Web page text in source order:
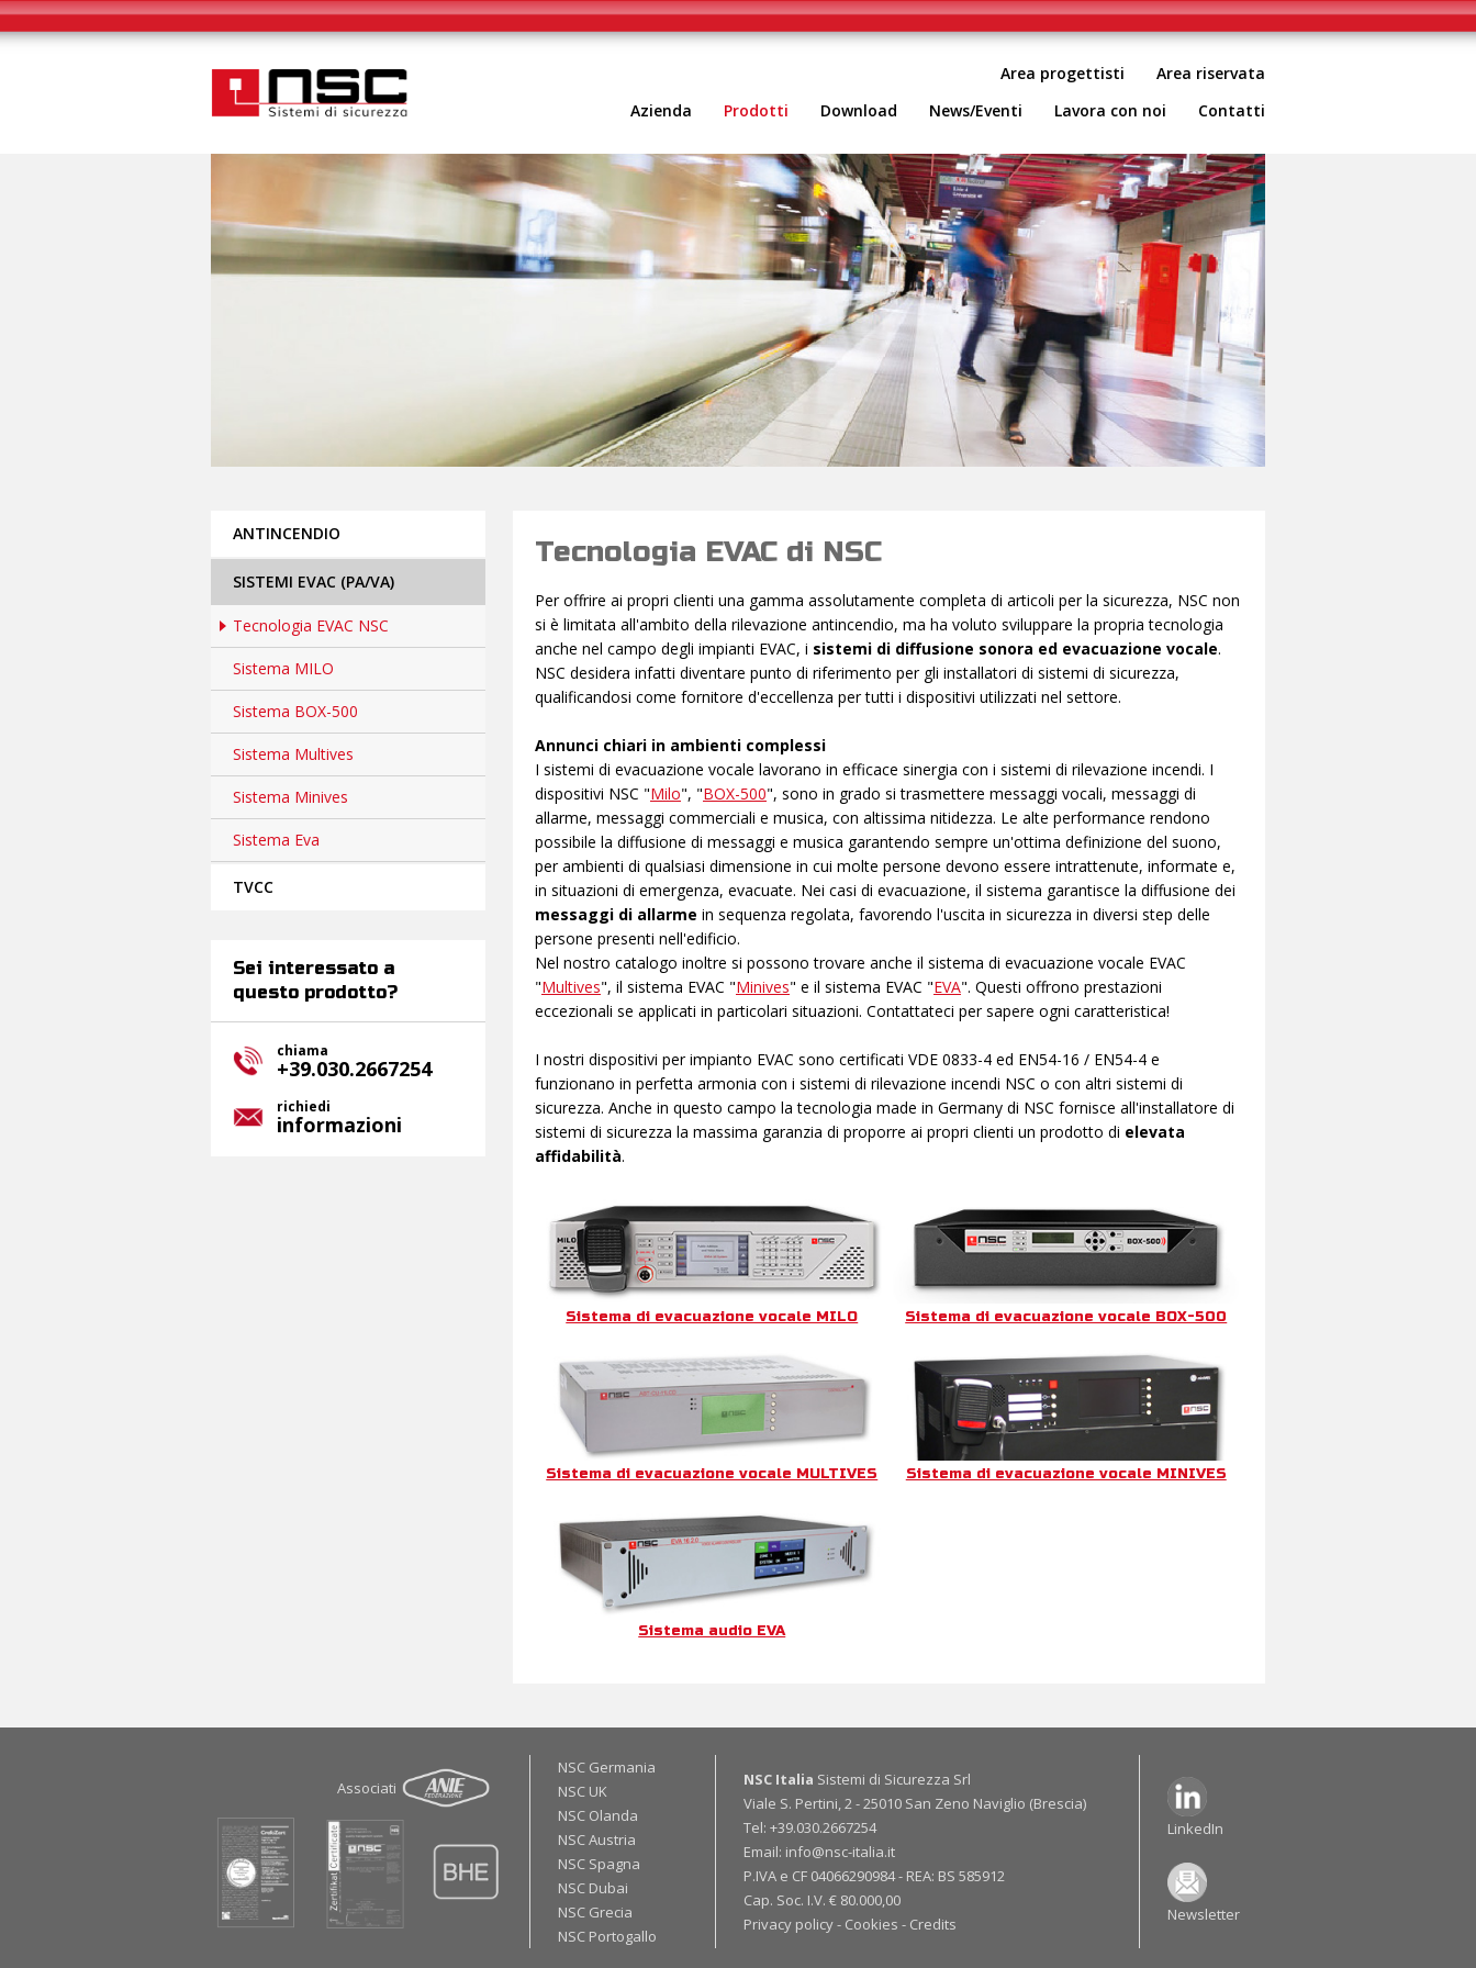
Area progettisti
Area riservata
Azienda
Prodotti Download News/Eventi Lavora con noi Contatti
ANTINCENDIO
SISTEMI EVAC (PA/VA)
Tecnologia EVAC NSC
Sistema MILO
Sistema BOX-500
Sistema Multives
Sistema Minives
Sistema Eva
TVCC
Sei interessato a
questo prodotto?
chiama
+39.030.2667254
richiedi
informazioni
Tecnologia EVAC di NSC
Per offrire ai propri clienti una gamma assolutamente completa di articoli per la sicurezza, NSC non
si è limitata all'ambito della rilevazione antincendio, ma ha voluto sviluppare la propria tecnologia
anche nel campo degli impianti EVAC, i sistemi di diffusione sonora ed evacuazione vocale.
NSC desidera infatti diventare punto di riferimento per gli installatori di sistemi di sicurezza,
qualificandosi come fornitore d'eccellenza per tutti i dispositivi utilizzati nel settore.
Annunci chiari in ambienti complessi
I sistemi di evacuazione vocale lavorano in efficace sinergia con i sistemi di rilevazione incendi. I
dispositivi NSC "Milo", "BOX-500", sono in grado si trasmettere messaggi vocali, messaggi di
allarme, messaggi commerciali e musica, con altissima nitidezza. Le alte performance rendono
possibile la diffusione di messaggi e musica garantendo sempre un'ottima definizione del suono,
per ambienti di qualsiasi dimensione in cui molte persone devono essere intrattenute, informate e,
in situazioni di emergenza, evacuate. Nei casi di evacuazione, il sistema garantisce la diffusione dei
messaggi di allarme in sequenza regolata, favorendo l'uscita in sicurezza in diversi step delle
persone presenti nell'edificio.
Nel nostro catalogo inoltre si possono trovare anche il sistema di evacuazione vocale EVAC
"Multives", il sistema EVAC "Minives" e il sistema EVAC "EVA". Questi offrono prestazioni
eccezionali se applicati in particolari situazioni. Contattateci per sapere ogni caratteristica!
I nostri dispositivi per impianto EVAC sono certificati VDE 0833-4 ed EN54-16 / EN54-4 e
funzionano in perfetta armonia con i sistemi di rilevazione incendi NSC o con altri sistemi di
sicurezza. Anche in questo campo la tecnologia made in Germany di NSC fornisce all'installatore di
sistemi di sicurezza la massima garanzia di proporre ai propri clienti un prodotto di elevata
affidabilità.
Sistema di evacuazione vocale MILO Sistema di evacuazione vocale BOX-500
Sistema di evacuazione vocale MULTIVES Sistema di evacuazione vocale MINIVES
Sistema audio EVA
Associati
NSC Germania
NSC UK
NSC Olanda
NSC Austria
NSC Spagna
NSC Dubai
NSC Grecia
NSC Portogallo
NSC Italia Sistemi di Sicurezza Srl
Viale S. Pertini, 2-25010 San Zeno Naviglio (Brescia)
Tel: +39.030.2667254
Email: info@nsc-italia.it
P.IVA e CF 04066290984 - REA: BS 585912
Cap. Soc. I.V. € 80.000,00
Privacy policy- Cookies - Credits
LinkedIn
Newsletter
Informativa sulla raccolta Le tue preferenze relative alla privacy